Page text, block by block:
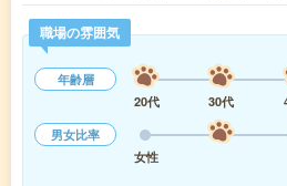
職場の雰囲気
年齢層
20代
30代
男女比率
女性